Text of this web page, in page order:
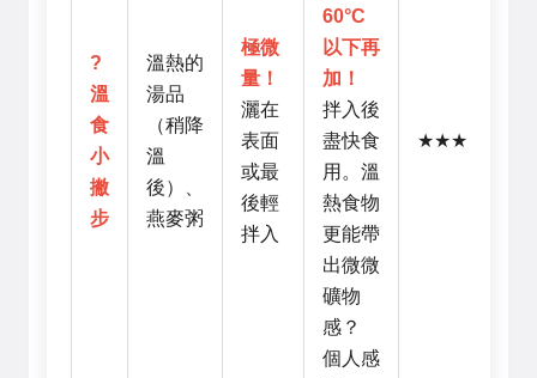
?
溫
食
小
撇
步
溫熱的
湯品
（稍降
溫
後）、
燕麥粥
極微
量！
灑在
表面
或最
後輕
拌入
60°C
以下再
加！
拌入後
盡快食
用。溫
熱食物
更能帶
出微微
礦物
感？
個人感
★★★☆☆